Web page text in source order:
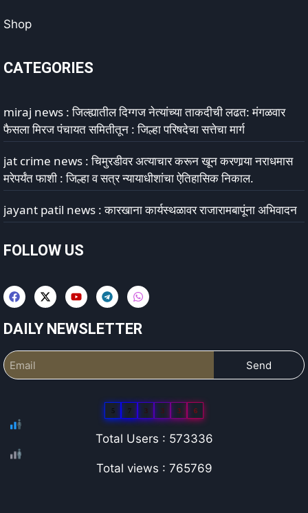
Shop
CATEGORIES
miraj news : जिल्ह्यातील दिग्गज नेत्यांच्या ताकदीची लढत: मंगळवार
फैसला मिरज पंचायत समितीतून : जिल्हा परिषदेचा सत्तेचा मार्ग
jat crime news : चिमुरडीवर अत्याचार करून खून करणार्‍या नराधमास
मरेपर्यंत फाशी : जिल्हा व सत्र न्यायाधीशांचा ऐतिहासिक निकाल.
jayant patil news : कारखाना कार्यस्थळावर राजारामबापूंना अभिवादन
FOLLOW US
DAILY NEWSLETTER
Send
5 7 3 3 3 6
Total Users : 573336
Total views : 765769